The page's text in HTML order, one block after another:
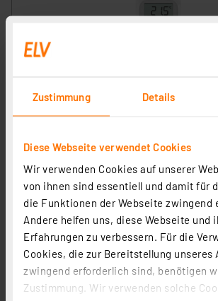
Zustimmung Details
Diese Webseite verwendet Cookies
Wir verwenden Cookies auf unserer
von ihnen sind essentiell und damit für
die Funktionen der Webseite zwingend
Andere helfen uns, diese Webseite und
Erfahrungen zu verbessern. Für die
Cookies, die zur Bereitstellung unseres
zwingend erforderlich sind, benötigen
Zustimmung. Wir verwenden solche
Homematic IP Smart Home
Artikel-Nr. 157681
2 3 4 5 (2)